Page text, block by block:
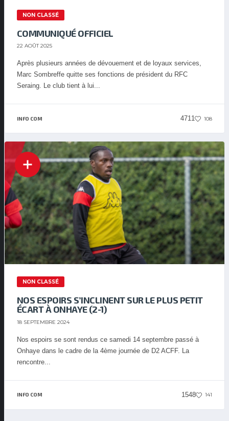
NON CLASSÉ
COMMUNIQUÉ OFFICIEL
22 AOÛT 2025
Après plusieurs années de dévouement et de loyaux services,
Marc Sombreffe quitte ses fonctions de président du RFC
Seraing. Le club tient à lui...
INFO COM 4711 108
NON CLASSÉ
NOS ESPOIRS S’INCLINENT SUR LE PLUS PETIT
ÉCART À ONHAYE (2-1)
18 SEPTEMBRE 2024
Nos espoirs se sont rendus ce samedi 14 septembre passé à
Onhaye dans le cadre de la 4ème journée de D2 ACFF. La
rencontre...
INFO COM 1548 141